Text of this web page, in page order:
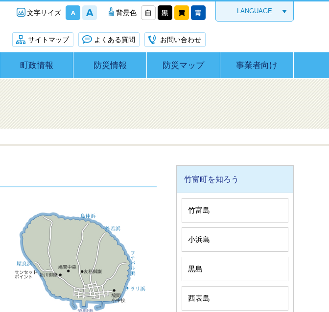
文字サイズ 背景色 LANGUAGE
サイトマップ よくある質問 お問い合わせ
町政情報 防災情報 防災マップ 事業者向け
竹富町を知ろう
竹富島
小浜島
黒島
西表島